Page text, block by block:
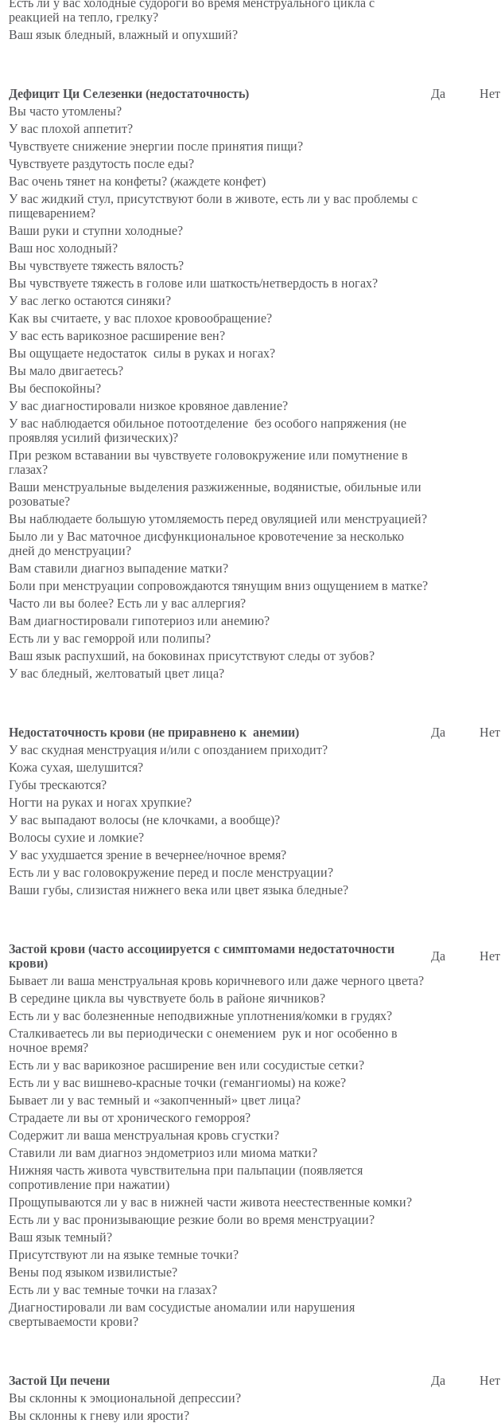
Есть ли у вас холодные судороги во время менструального цикла с
реакцией на тепло, грелку?
Ваш язык бледный, влажный и опухший?
Дефицит Ци Селезенки (недостаточность) Да
Нет
Вы часто утомлены?
У вас плохой аппетит?
Чувствуете снижение энергии после принятия пищи?
Чувствуете раздутость после еды?
Вас очень тянет на конфеты? (жаждете конфет)
У вас жидкий стул, присутствуют боли в животе, есть ли у вас проблемы с
пищеварением?
Ваши руки и ступни холодные?
Ваш нос холодный?
Вы чувствуете тяжесть вялость?
Вы чувствуете тяжесть в голове или шаткость/нетвердость в ногах?
У вас легко остаются синяки?
Как вы считаете, у вас плохое кровообращение?
У вас есть варикозное расширение вен?
Вы ощущаете недостаток силы в руках и ногах?
Вы мало двигаетесь?
Вы беспокойны?
У вас диагностировали низкое кровяное давление?
У вас наблюдается обильное потоотделение без особого напряжения (не
проявляя усилий физических)?
При резком вставании вы чувствуете головокружение или помутнение в
глазах?
Ваши менструальные выделения разжиженные, водянистые, обильные или
розоватые?
Вы наблюдаете большую утомляемость перед овуляцией или менструацией?
Было ли у Вас маточное дисфункциональное кровотечение за несколько
дней до менструации?
Вам ставили диагноз выпадение матки?
Боли при менструации сопровождаются тянущим вниз ощущением в матке?
Часто ли вы более? Есть ли у вас аллергия?
Вам диагностировали гипотериоз или анемию?
Есть ли у вас геморрой или полипы?
Ваш язык распухший, на боковинах присутствуют следы от зубов?
У вас бледный, желтоватый цвет лица?
Недостаточность крови (не приравнено к анемии) Да
Нет
У вас скудная менструация и/или с опозданием приходит?
Кожа сухая, шелушится?
Губы трескаются?
Ногти на руках и ногах хрупкие?
У вас выпадают волосы (не клочками, а вообще)?
Волосы сухие и ломкие?
У вас ухудшается зрение в вечернее/ночное время?
Есть ли у вас головокружение перед и после менструации?
Ваши губы, слизистая нижнего века или цвет языка бледные?
Застой крови (часто ассоциируется с симптомами недостаточности
крови)
Да
Нет
Бывает ли ваша менструальная кровь коричневого или даже черного цвета?
В середине цикла вы чувствуете боль в районе яичников?
Есть ли у вас болезненные неподвижные уплотнения/комки в грудях?
Сталкиваетесь ли вы периодически с онемением рук и ног особенно в
ночное время?
Есть ли у вас варикозное расширение вен или сосудистые сетки?
Есть ли у вас вишнево-красные точки (гемангиомы) на коже?
Бывает ли у вас темный и «закопченный» цвет лица?
Страдаете ли вы от хронического геморроя?
Содержит ли ваша менструальная кровь сгустки?
Ставили ли вам диагноз эндометриоз или миома матки?
Нижняя часть живота чувствительна при пальпации (появляется
сопротивление при нажатии)
Прощупываются ли у вас в нижней части живота неестественные комки?
Есть ли у вас пронизывающие резкие боли во время менструации?
Ваш язык темный?
Присутствуют ли на языке темные точки?
Вены под языком извилистые?
Есть ли у вас темные точки на глазах?
Диагностировали ли вам сосудистые аномалии или нарушения
свертываемости крови?
Застой Ци печени Да
Нет
Вы склонны к эмоциональной депрессии?
Вы склонны к гневу или ярости?